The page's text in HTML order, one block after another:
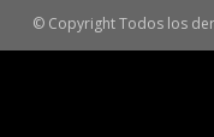
© Copyright Todos los